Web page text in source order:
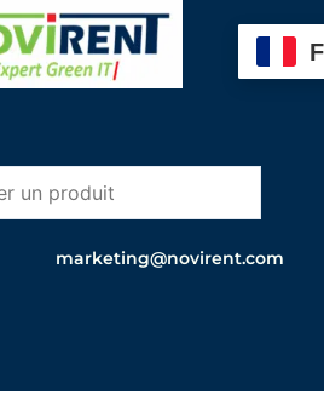
marketing@novirent.com